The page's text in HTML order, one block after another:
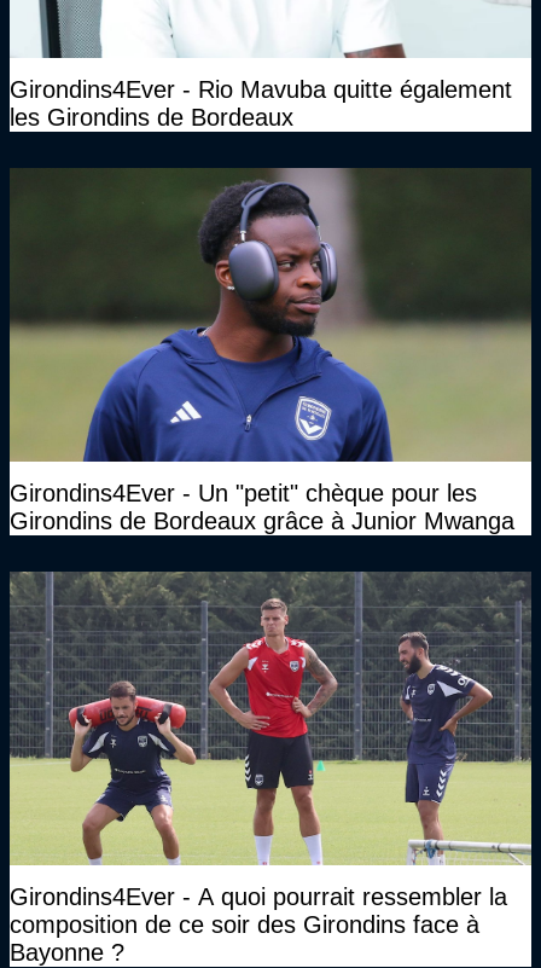
Girondins4Ever - Rio Mavuba quitte également
les Girondins de Bordeaux
Girondins4Ever - Un "petit" chèque pour les
Girondins de Bordeaux grâce à Junior Mwanga
Girondins4Ever - A quoi pourrait ressembler la
composition de ce soir des Girondins face à
Bayonne ?